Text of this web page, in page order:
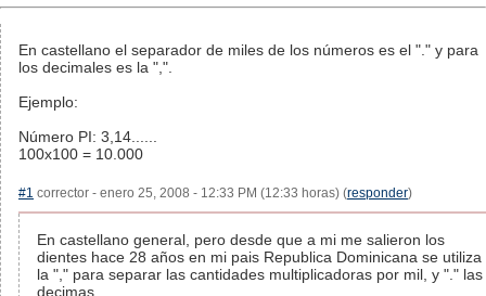
En castellano el separador de miles de los números es el "." y para
los decimales es la ",".
Ejemplo:
Número PI: 3,14......
100x100 = 10.000
#1 corrector - enero 25, 2008 - 12:33 PM (12:33 horas) (responder)
En castellano general, pero desde que a mi me salieron los
dientes hace 28 años en mi pais Republica Dominicana se utiliza
la "," para separar las cantidades multiplicadoras por mil, y "." las
decimas